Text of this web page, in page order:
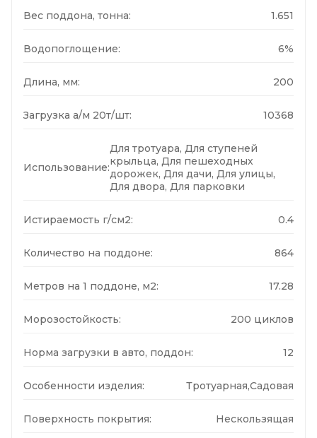
Вес поддона, тонна: 1.651
Водопоглощение: 6%
Длина, мм: 200
Загрузка а/м 20т/шт: 10368
Использование:
Для тротуара, Для ступеней
крыльца, Для пешеходных
дорожек, Для дачи, Для улицы,
Для двора, Для парковки
Истираемость г/см2: 0.4
Количество на поддоне: 864
Метров на 1 поддоне, м2: 17.28
Морозостойкость: 200 циклов
Норма загрузки в авто, поддон: 12
Особенности изделия: Тротуарная,Садовая
Поверхность покрытия: Нескользящая